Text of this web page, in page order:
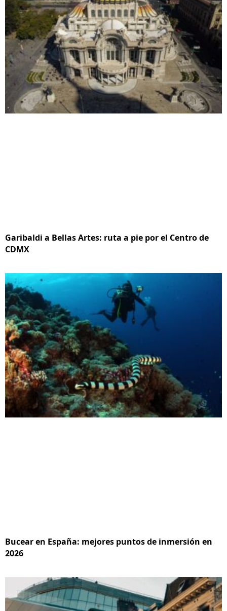
Garibaldi a Bellas Artes: ruta a pie por el Centro de
CDMX
Bucear en España: mejores puntos de inmersión en
2026